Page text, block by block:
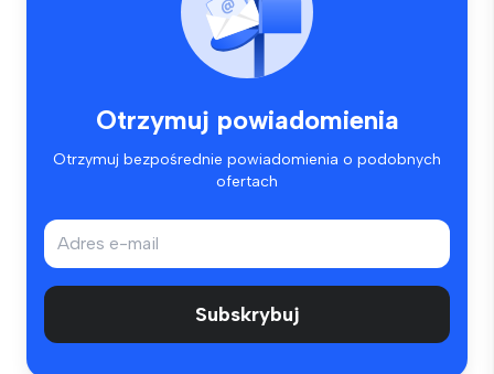
Otrzymuj powiadomienia
Otrzymuj bezpośrednie powiadomienia o podobnych
ofertach
Subskrybuj